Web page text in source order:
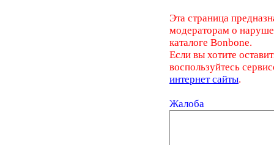
Эта страница
модераторам о
каталоге Bonbone.
Если вы хотите
воспользуйтесь
интернет сайты.
Жалоба